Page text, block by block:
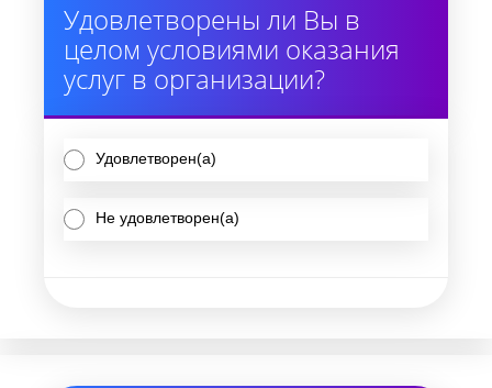
Удовлетворены ли Вы в
целом условиями оказания
услуг в организации?
Удовлетворен(а)
Не удовлетворен(а)